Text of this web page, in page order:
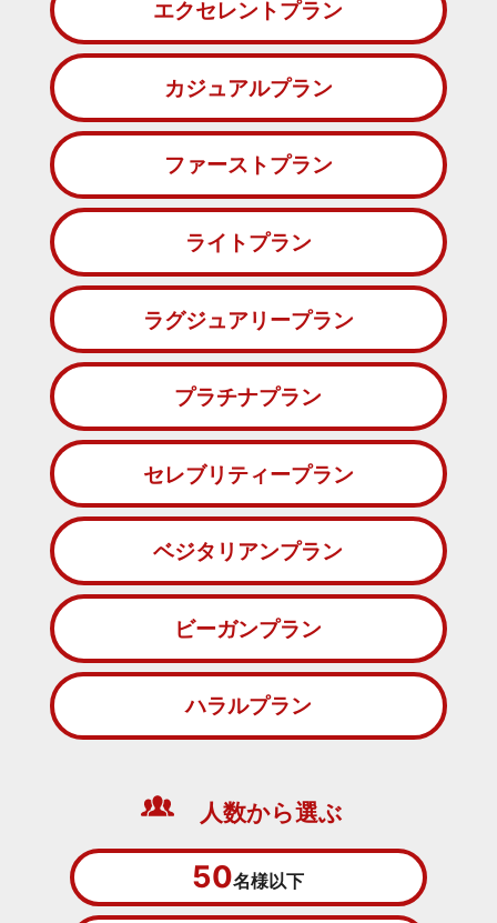
エクセレントプラン
カジュアルプラン
ファーストプラン
ライトプラン
ラグジュアリープラン
プラチナプラン
セレブリティープラン
ベジタリアンプラン
ビーガンプラン
ハラルプラン
人数から選ぶ
50名様以下